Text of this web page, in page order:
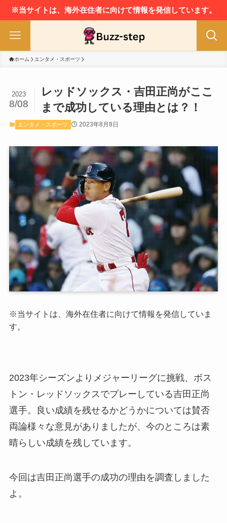
※当サイトは、海外在住者に向けて情報を発信しています。
ホーム エンタメ・スポーツ
レッドソックス・吉田正尚がここ
まで成功している理由とは？！
2023
8/08
エンタメ・スポーツ 2023年8月8日
※当サイトは、海外在住者に向けて情報を発信していま
す。
2023年シーズンよりメジャーリーグに挑戦、ボス
トン・レッドソックスでプレーしている吉田正尚
選手。良い成績を残せるかどうかについては賛否
両論様々な意見がありましたが、今のところは素
晴らしい成績を残しています。
今回は吉田正尚選手の成功の理由を調査しました
よ。